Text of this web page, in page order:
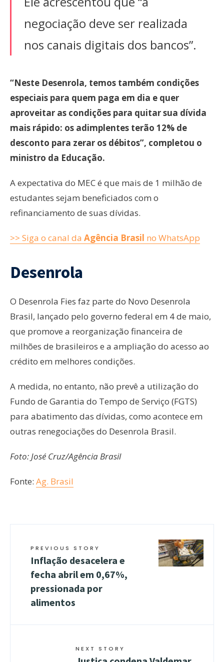
negociação deve ser realizada
nos canais digitais dos bancos”.
“Neste Desenrola, temos também condições
especiais para quem paga em dia e quer
aproveitar as condições para quitar sua dívida
mais rápido: os adimplentes terão 12% de
desconto para zerar os débitos”, completou o
ministro da Educação.
A expectativa do MEC é que mais de 1 milhão de
estudantes sejam beneficiados com o
refinanciamento de suas dívidas.
>> Siga o canal da Agência Brasil no WhatsApp
Desenrola
O Desenrola Fies faz parte do Novo Desenrola
Brasil, lançado pelo governo federal em 4 de maio,
que promove a reorganização financeira de
milhões de brasileiros e a ampliação do acesso ao
crédito em melhores condições.
A medida, no entanto, não prevê a utilização do
Fundo de Garantia do Tempo de Serviço (FGTS)
para abatimento das dívidas, como acontece em
outras renegociações do Desenrola Brasil.
Foto: José Cruz/Agência Brasil
Fonte: Ag. Brasil
PREVIOUS STORY
Inflação desacelera e
fecha abril em 0,67%,
pressionada por
alimentos
NEXT STORY